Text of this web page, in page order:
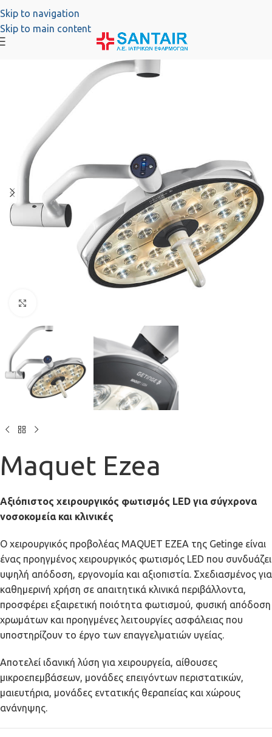
Skip to navigation
Skip to main content
Maquet Ezea
Αξιόπιστος χειρουργικός φωτισμός LED για σύγχρονα
νοσοκομεία και κλινικές
Ο χειρουργικός προβολέας MAQUET EZEA της Getinge είναι
ένας προηγμένος χειρουργικός φωτισμός LED που συνδυάζει
υψηλή απόδοση, εργονομία και αξιοπιστία. Σχεδιασμένος για
καθημερινή χρήση σε απαιτητικά κλινικά περιβάλλοντα,
προσφέρει εξαιρετική ποιότητα φωτισμού, φυσική απόδοση
χρωμάτων και προηγμένες λειτουργίες ασφάλειας που
υποστηρίζουν το έργο των επαγγελματιών υγείας.
Αποτελεί ιδανική λύση για χειρουργεία, αίθουσες
μικροεπεμβάσεων, μονάδες επειγόντων περιστατικών,
μαιευτήρια, μονάδες εντατικής θεραπείας και χώρους
ανάνηψης.